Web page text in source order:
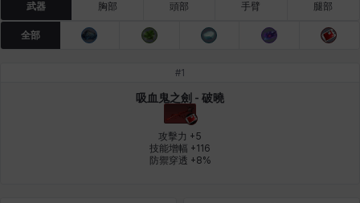
洛茲 海因茨 玹雨 珍妮 琪婭拉 瑪蒂娜
秀凱 秀雅
武器 胸部 頭部 手臂 腿部
全部
#1
吸血鬼之劍 - 破曉
攻擊力 +5
技能增幅 +116
防禦穿透 +8%